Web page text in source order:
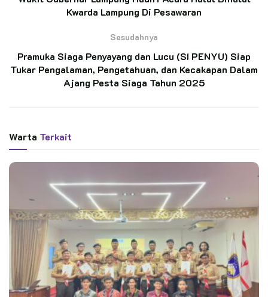
Pelantikan 11 Pramuka Pandega Perdana KBRI
Kairo, Pensosbud KBRI Kairo: “Ini Transfer
Spirit”
“Melalui Mugus, diharapkan dapat menambah semangat
ujar Sriady Faisal.
Ia mengatakan, sesuai jadwal, tepat pukul 10.00 wita, Mugus
yang dihadiri oleh Kepala Sekolah, Kakak Pembina, guru dan
staf, diawali dengan pembukaan oleh Kepala SDN 008
Kwarda Lampung Di Pesawaran
Sesudahnya
Pramuka Siaga Penyayang dan Lucu (SI PENYU) Siap
Tukar Pengalaman, Pengetahuan, dan Kecakapan Dalam
Ajang Pesta Siaga Tahun 2025
Warta Terkait